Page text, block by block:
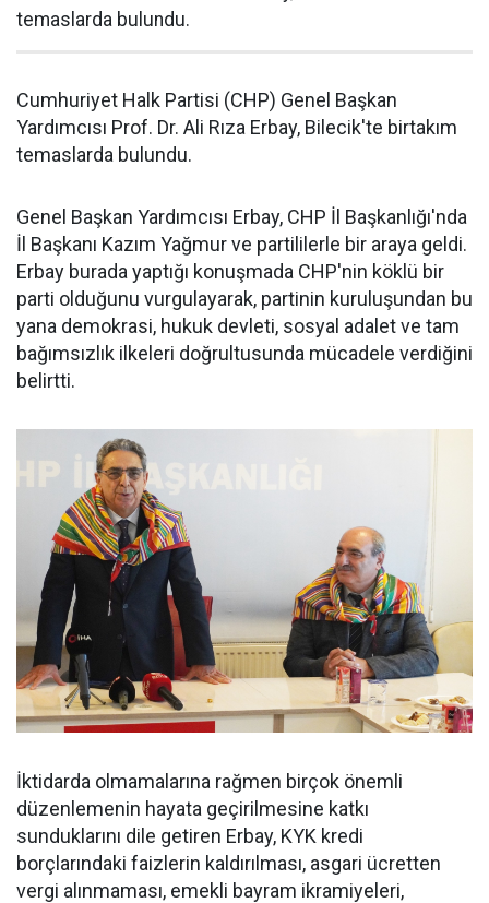
temaslarda bulundu.
Cumhuriyet Halk Partisi (CHP) Genel Başkan
Yardımcısı Prof. Dr. Ali Rıza Erbay, Bilecik'te birtakım
temaslarda bulundu.
Genel Başkan Yardımcısı Erbay, CHP İl Başkanlığı'nda
İl Başkanı Kazım Yağmur ve partililerle bir araya geldi.
Erbay burada yaptığı konuşmada CHP'nin köklü bir
parti olduğunu vurgulayarak, partinin kuruluşundan bu
yana demokrasi, hukuk devleti, sosyal adalet ve tam
bağımsızlık ilkeleri doğrultusunda mücadele verdiğini
belirtti.
İktidarda olmamalarına rağmen birçok önemli
düzenlemenin hayata geçirilmesine katkı
sunduklarını dile getiren Erbay, KYK kredi
borçlarındaki faizlerin kaldırılması, asgari ücretten
vergi alınmaması, emekli bayram ikramiyeleri,